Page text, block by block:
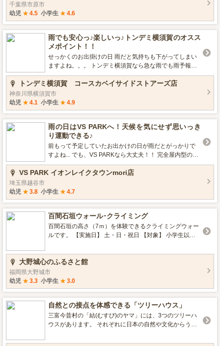
ラス ◎電動ろくろは16:30クラス ※空き状況はカレ
ンダーをご覧ください ■参加可能人数 ８名程度まで可能
（それ以上は貸切で対応） ■持ち物 手ぶらでOK (服装
も普段着で良いです） ■講師 1名～2名の講師が全力
サポート！ ■成形方法 子供や初心者にも簡単！手で回し
て作る本格ロクロを使用 ■陶芸制作品 定番のお茶碗・湯
呑み・小鉢・マグカップ・ペアカップ等自由に選択でき
ます。作品にはメッセージや可愛いイラストなど自由に
入れられます。 別オプションで、絵付け体験もできま
す 追加個数の制作もできます（オプション） ■作品の引
き渡し 直接引き取り、または配送が選べます ※お急ぎ
の方用のスピード焼成で、最短２週間程度で焼き上げも
可能です（オプション） おすすめポイント！ ■手で回す
ろくろを使用するので初心者に最適！ 電動ろくろと違
い、手で回して作るため簡単に成形ができる ■釉薬は全て
教室オリジナル調合の本格派！ 他にない本格的な焼き上
がりが自慢です 天然、安心素材を使用 ■粘土は妥協な
の良質粘土を使用 ■作品にサインを入れたり、模様を彫っ
可愛い模様など自由に入れられる ■他の教室と違い、高台
削りもできる！ 作品の裏側の高台まで削るため、すべて
の工程が体験できる
は家族での旅行や連休のお出かけにおすすめです。その
中でも小さなお子様でも楽しめ、形あるものが残る陶芸
体験は親子での思い出作りに最適です。ゴールデンウィ
ークにご家族で一緒に参加する場合には何を作ろうかと
親子で話合うのも楽しみの一つになります。春の陽気な
気候の中で陶芸を楽しみましょう。 陶芸体験は親子で楽
しめるだけでなく、作る喜びやどんな風に仕上がるかと
いうワクワク感も同時に体験することができます。 《お
友達とのお出かけにも陶芸体験が人気》 詳細は、公式HP
をご覧ください お申し込みも公式HP【陶芸教室Futaba】
から
カケなど、夏ならではの遊びがいっぱいです。 水深は一
番深いところでも約50cmなので、はじめての水遊びにも
おすすめ。保護者の方に見守っていただきながら、親子
で安心して夏の思い出づくりをお楽しみいただけます。
じゃぶじゃぶプールは午前の部・午後の部の入替制で、
料金は各部1名600円。夏休みのおでかけ先や、千葉県・
関東エリアで子どもと遊べる水遊びスポットをお探しの
方は、ぜひキッズダムへお越しください。 水しぶき、笑
顔、夏の思い出。 キッズダムのじゃぶじゃぶプールで、
夏を思いきり楽しもう！
千葉県市原市
幼児 ★ 4.5 小学生 ★ 4.6
雨でも安心っ♪楽しいっ♪トンデミ横須賀のオスス
メポイント！！
せっかくのお出掛けの日 雨だと気持ちも下がってしまい
ますよね。。。 トンデミ横須賀なら急な雨でも雨予報で
も 楽しいっ❗安心っ❗快適っ❗ に楽しめるポイントを ギュッ
とまとめてみました😁 1番のオススメはやっぱり全天候
型アスレチックということ✨ 雨を気にせず思いっきり遊
ぶことができるのは魅力的です！！ もちろん晴れた日も
日焼けや熱中症を気にせず遊べるので安心ですよね😍 ト
ンデミでは当日受付と事前予約ができます♪ オススメは事
前予約。 枠が空いていれば利用時間の３０分前まで予約
可能なので、 急遽トンデミを利用する場合も予定を立て
やすいのも魅力的💛 トランポリンやクライミングなど普
段できない遊びで おもいっきり身体を動かして遊ぶこと
で 夜の寝つきが良くなると多くの方からお声をいただい
ております！ ぜひ家族やお友だちと遊びに来てください
トンデミ横須賀 コースカベイサイドストアーズ店
神奈川県横須賀市
幼児 ★ 4.1 小学生 ★ 4.9
雨の日はVS PARKへ！天候を気にせず思いっき
り運動できる♪
前もって予定していたお出かけの日が雨だとがっかりで
すよね... でも、VS PARKなら大丈夫！！ 完全屋内型の施
設なので、天候に左右されることなく思いっきり運動で
きます♪ 雨でどんよりとした気分も、運動不足も、VS PA
は、レイクタウン内でお食事やショッピングなど、雨で
も １日中楽しめますよ🙌 ここでは、VS PARK イオンレ
イクタウンmori店が、 雨の日でも快適に遊べるポイント
をご紹介します😊
VS PARK イオンレイクタウンmori店
埼玉県越谷市
幼児 ★ 3.8 小学生 ★ 4.7
百間石垣ウォール･クライミング
百間石垣の高さ（7ｍ）を体験できるクライミングウォー
ルです。 【実施日】 土・日・祝日 【対象】 小学生以上
費】 70円（保険料として1回予約分につき） 【利用方
法】 利用の際は初回のみ規約書と利用申込書・誓約書へ
の記入が必要です。 用紙は心のふるさと館ホームページ
からダウンロードできます。 ※18才未満の利用の際は、
上記書類に保護者の同意（署名）が必要です。初回利用
時に保護者が同伴できない場合は記入したものを持って
きてください。 【予約方法】 利用の際は予約が必要で
す。 当日予約制ですので、利用当日に1階総合案内にて予
約受付を行ってください。 予約は利用する本人のみと
話やメールでの予約はできません。 【受付時間】 ①午
大野城心のふるさと館
福岡県大野城市
幼児 ★ 3.3 小学生 ★ 3.0
自然との接点を体感できる「ツリーハウス」
三富今昔村の「結(むすび)のヤマ」には、3つのツリーハ
ウスがあります。 それぞれに日本の自然や文化からうま
た、ハウス内では普段は見えない「森を感じる」体験し